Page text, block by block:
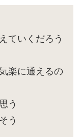
ていくだろう
楽に通えるの
う
う